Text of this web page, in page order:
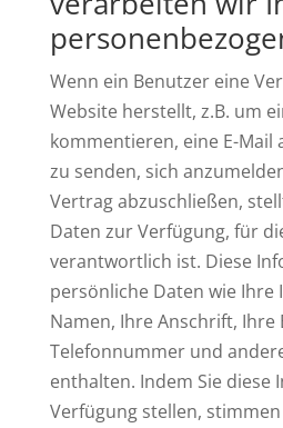
Wenn ein Benutzer eine
Website herstellt, z.B. um
kommentieren, eine E-Mail
zu senden, sich
Vertrag abzuschließen,
Daten zur Verfügung, für
verantwortlich ist. Diese
persönliche Daten wie Ihre
Namen, Ihre Anschrift, Ihre
Telefonnummer und
enthalten. Indem Sie
Verfügung stellen,